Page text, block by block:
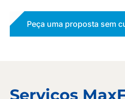
Peça uma proposta sem
Serviços